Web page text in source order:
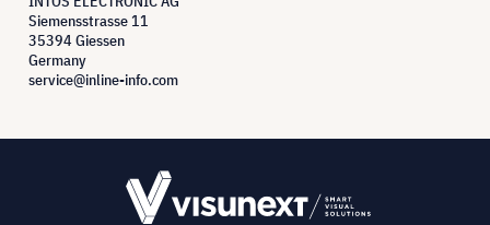
Siemensstrasse 11
35394 Giessen
Germany
service@inline-info.com